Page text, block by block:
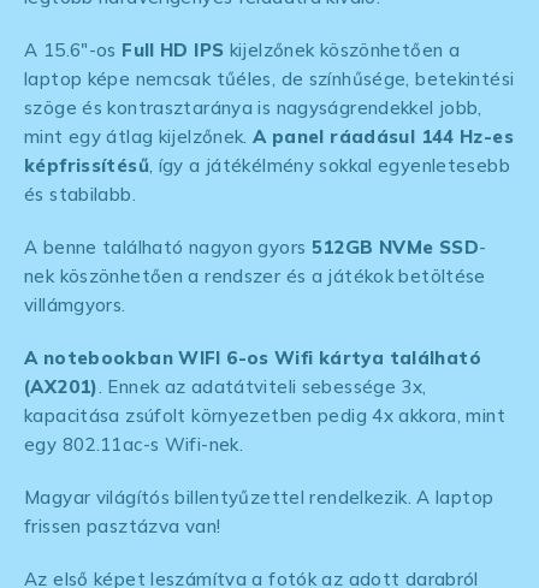
A 15.6″-os Full HD IPS kijelzőnek köszönhetően a
laptop képe nemcsak tűéles, de színhűsége, betekintési
szöge és kontrasztaránya is nagyságrendekkel jobb,
mint egy átlag kijelzőnek.A panel ráadásul 144 Hz-es
képfrissítésű, így a játékélmény sokkal egyenletesebb
és stabilabb.
A benne található nagyon gyors 512GB NVMe SSD-
nek köszönhetően a rendszer és a játékok betöltése
villámgyors.
A notebookban WIFI 6-os Wifi kártya található
(AX201). Ennek az adatátviteli sebessége 3x,
kapacitása zsúfolt környezetben pedig 4x akkora, mint
egy 802.11ac-s Wifi-nek.
Magyar világítós billentyűzettel rendelkezik. A laptop
frissen pasztázva van!
Az első képet leszámítva a fotók az adott darabról